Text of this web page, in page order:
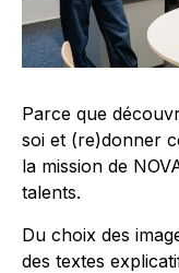
Parce que
soi et (re)donner
la mission de
talents.
Du choix des
des textes